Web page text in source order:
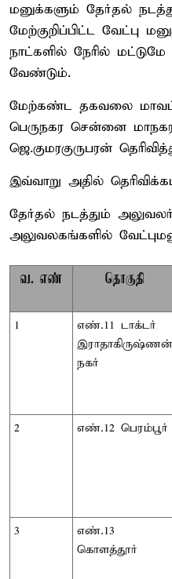
மனுக்களும் தேர்தல்
மேற்குறிப்பிட்ட வேட்பு
நாட்களில் நேரில்
வேண்டும்.
மேற்கண்ட தகவலை
பெருநகர சென்னை
ஜெ.குமரகுருபரன்
இவ்வாறு அதில்
தேர்தல் நடத்தும்
அலுவலகங்களில்
வ. எண் தொகுதி
1
எண்.11 டாக்டர்
இராதாகிருஷ்ணன்
நகர்
2
எண்.12 பெரம்பூர்
3
எண்.13
கொளத்தூர்